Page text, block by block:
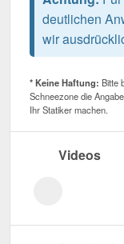
deutlichen
wir
* Keine Haftung: Bitte
Schneezone die
Ihr Statiker machen.
Videos